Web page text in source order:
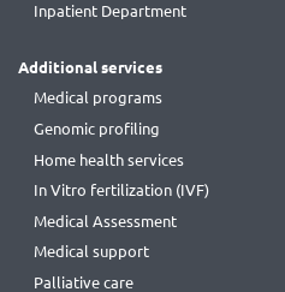
Inpatient Department
Additional services
Medical programs
Genomic profiling
Home health services
In Vitro fertilization (IVF)
Medical Assessment
Medical support
Palliative care